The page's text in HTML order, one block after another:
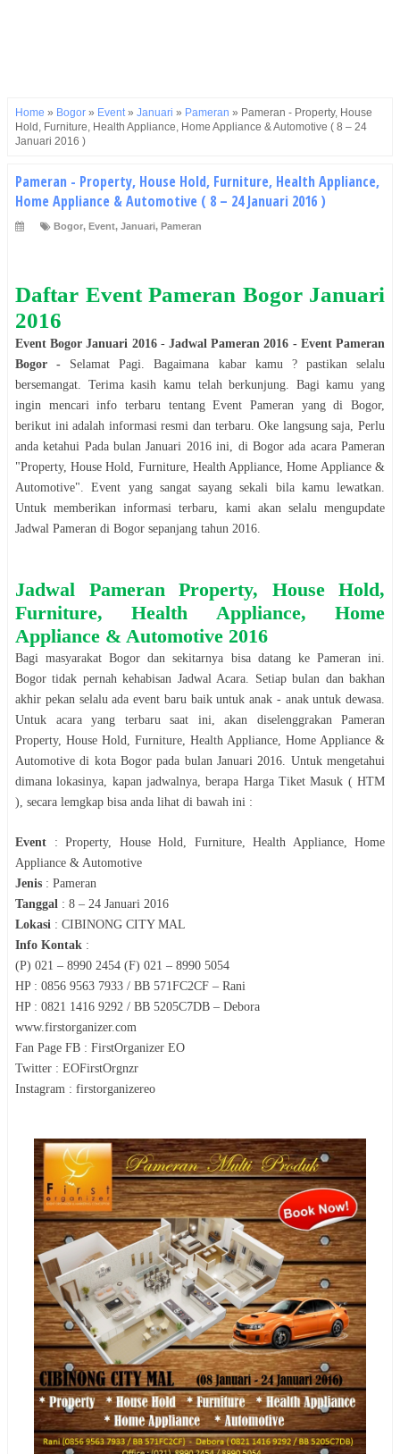
Home » Bogor » Event» Januari » Pameran » Pameran - Property, House
Hold, Furniture, Health Appliance, Home Appliance & Automotive ( 8 – 24
Januari 2016 )
Pameran - Property, House Hold, Furniture, Health Appliance,
Home Appliance & Automotive ( 8 – 24 Januari 2016 )
Bogor, Event, Januari, Pameran
Daftar Event Pameran Bogor Januari
2016
EventBogor Januari 2016-JadwalPameran 2016 - EventPameran
Bogor - SelamatPagi . Bagaimana kabar kamu ? pastikan selalu
bersemangat. Terima kasih kamu telah berkunjung. Bagi kamu yang
ingin mencari info terbaru tentang Event Pameran yang di Bogor,
berikut ini adalah informasi resmi dan terbaru. Oke langsung saja, Perlu
anda ketahui Pada bulanJanuari 2016ini, di Bogorada acaraPameran
"Property, House Hold, Furniture, Health Appliance, Home Appliance &
Automotive". Event yang sangat sayang sekali bila kamu lewatkan.
Untuk memberikan informasi terbaru, kami akan selalu mengupdate
Jadwal Pameran di Bogor sepanjang tahun 2016
Jadwal Pameran
Property, House Hold,
Furniture, Health Appliance, Home
Appliance & Automotive 2016
Bagi masyarakatBogor dan sekitarnya bisa datang ke Pameran ini.
Bogor tidak pernah kehabisan Jadwal Acara. Setiap bulan dan bakhan
akhir pekan selalu ada event baru baik untuk anak - anak untuk dewasa.
Untuk acara yang terbaru saat ini, akan diselenggrakan Pameran
Property, House Hold, Furniture, Health Appliance, Home Appliance &
Automotive di kota Bogor pada bulan Januari 2016 . Untuk mengetahui
dimana lokasinya, kapan jadwalnya, berapa Harga Tiket Masuk ( HTM
), secara lemgkap bisa anda lihat di bawah ini :
Event : Property, House Hold, Furniture, Health Appliance, Home
Appliance & Automotive
Jenis : Pameran
Tanggal : 8 – 24 Januari 2016
Lokasi : CIBINONG CITY MAL
Info Kontak :
(P) 021 – 8990 2454 (F) 021 – 8990 5054
HP : 0856 9563 7933 / BB 571FC2CF – Rani
HP : 0821 1416 9292 / BB 5205C7DB – Debora
www.firstorganizer.com
Fan Page FB : FirstOrganizer EO
Twitter : EOFirstOrgnzr
Instagram : firstorganizereo